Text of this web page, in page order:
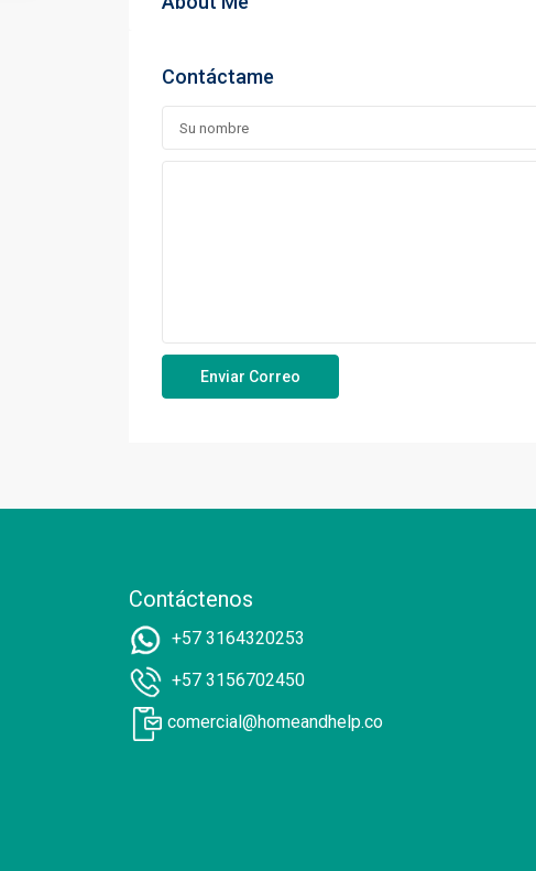
Contáctame
Contáctenos
+57 3164320253
+57 3156702450
comercial@homeandhelp.co